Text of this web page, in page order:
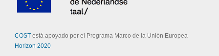
COSTestá apoyado por el Programa Marco de la Unión Europea
Horizon 2020